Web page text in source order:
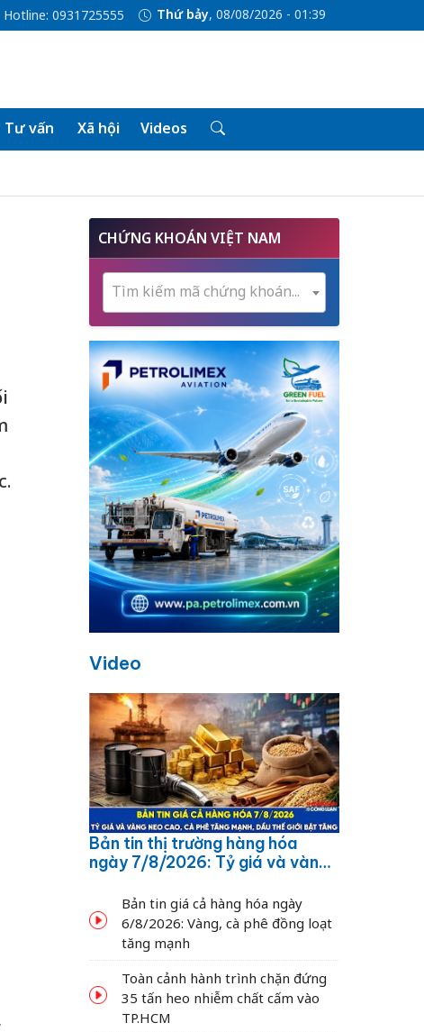
Hotline: 0931725555 Thứ bảy, 08/08/2026 - 01:39
Tư vấn Xã hội Videos
CHỨNG KHOÁN VIỆT NAM
Tìm kiếm mã chứng khoán...
Video
Bản tin thị trường hàng hóa
ngày 7/8/2026: Tỷ giá và vàng
dầu thế giới bật tăng
Bản tin giá cả hàng hóa ngày
6/8/2026: Vàng, cà phê đồng loạt
tăng mạnh
Toàn cảnh hành trình chặn đứng
35 tấn heo nhiễm chất cấm vào
TP.HCM